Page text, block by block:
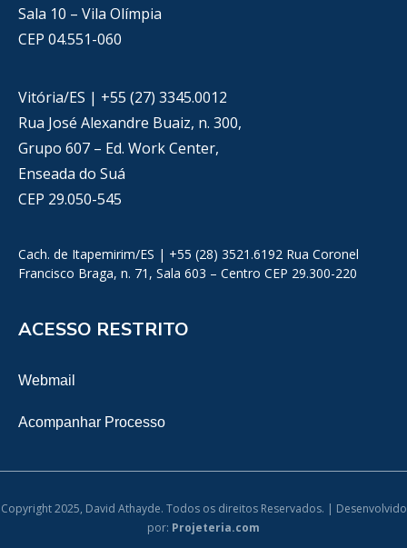
Sala 10 – Vila Olímpia
CEP 04.551-060
Vitória/ES | +55 (27) 3345.0012
Rua José Alexandre Buaiz, n. 300,
Grupo 607 – Ed. Work Center,
Enseada do Suá
CEP 29.050-545
Cach. de Itapemirim/ES | +55 (28) 3521.6192 Rua Coronel
Francisco Braga, n. 71, Sala 603 – Centro CEP 29.300-220
ACESSO RESTRITO
Webmail
Acompanhar Processo
Copyright 2025, David Athayde. Todos os direitos Reservados. | Desenvolvido
por: Projeteria.com